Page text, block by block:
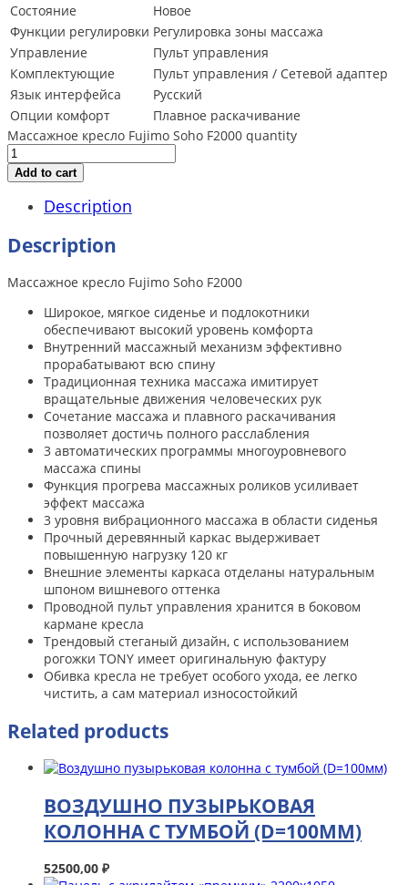
Состояние
Новое
Функции регулировки Регулировка зоны массажа
Управление
Пульт управления
Комплектующие
Пульт управления / Сетевой адаптер
Язык интерфейса
Русский
Опции комфорт
Плавное раскачивание
Массажное кресло Fujimo Soho F2000 quantity
Add to cart
Description
Description
Массажное кресло Fujimo Soho F2000
Широкое, мягкое сиденье и подлокотники
обеспечивают высокий уровень комфорта
Внутренний массажный механизм эффективно
прорабатывают всю спину
Традиционная техника массажа имитирует
вращательные движения человеческих рук
Сочетание массажа и плавного раскачивания
позволяет достичь полного расслабления
3 автоматических программы многоуровневого
массажа спины
Функция прогрева массажных роликов усиливает
эффект массажа
3 уровня вибрационного массажа в области сиденья
Прочный деревянный каркас выдерживает
повышенную нагрузку 120 кг
Внешние элементы каркаса отделаны натуральным
шпоном вишневого оттенка
Проводной пульт управления хранится в боковом
кармане кресла
Трендовый стеганый дизайн, с использованием
рогожки TONY имеет оригинальную фактуру
Обивка кресла не требует особого ухода, ее легко
чистить, а сам материал износостойкий
Related products
ВОЗДУШНО ПУЗЫРЬКОВАЯ
КОЛОННА С ТУМБОЙ (D=100ММ)
52500,00 ₽